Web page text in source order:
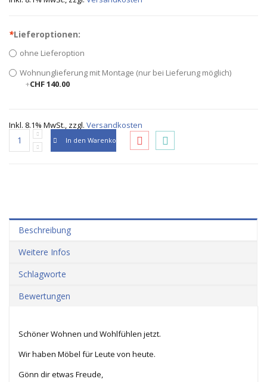
*Lieferoptionen:
ohne Lieferoption
Wohnunglieferung mit Montage (nur bei Lieferung möglich)
+CHF 140.00
Inkl. 8.1% MwSt. zzgl. Versandkosten
In den Warenkorb
Beschreibung
Weitere Infos
Schlagworte
Bewertungen
Schöner Wohnen und Wohlfühlen jetzt.
Wir haben Möbel für Leute von heute.
Gönn dir etwas Freude,